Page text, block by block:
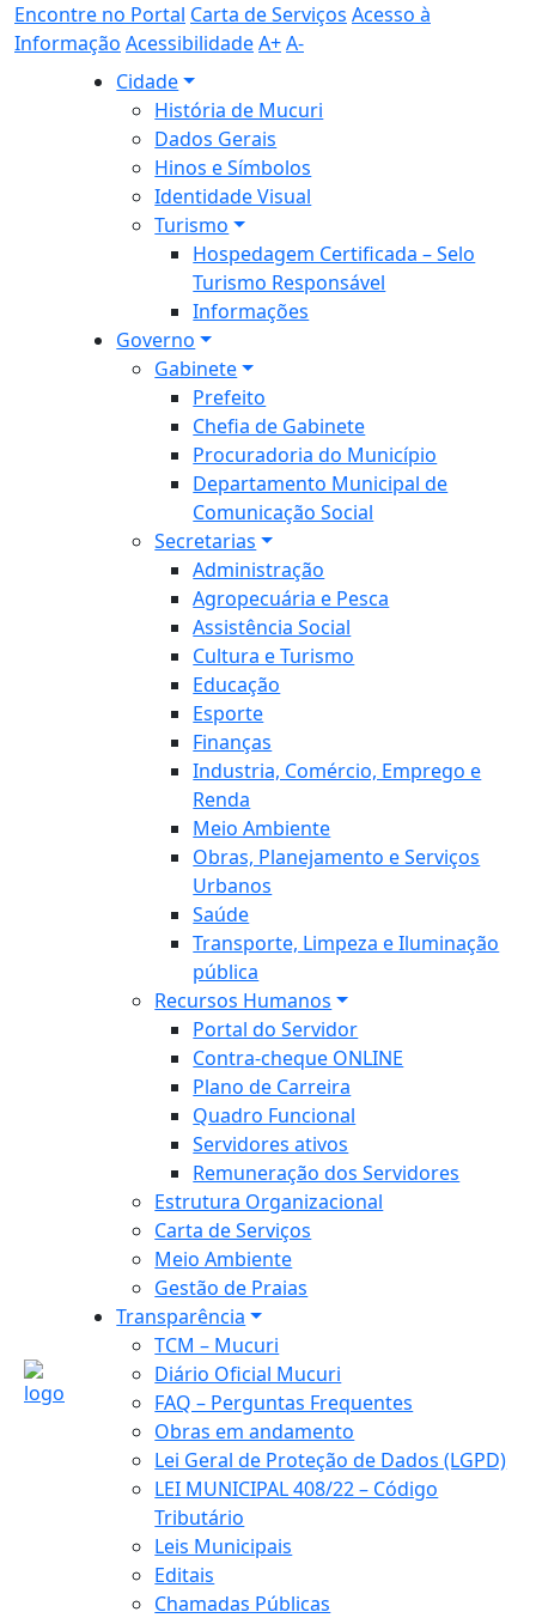
Encontre no Portal Carta de Serviços Acesso à
Informação AcessibilidadeA+A-
Cidade
História de Mucuri
Dados Gerais
Hinos e Símbolos
Identidade Visual
Turismo
Hospedagem Certificada – Selo
Turismo Responsável
Informações
Governo
Gabinete
Prefeito
Chefia de Gabinete
Procuradoria do Município
Departamento Municipal de
Comunicação Social
Secretarias
Administração
Agropecuária e Pesca
Assistência Social
Cultura e Turismo
Educação
Esporte
Finanças
Industria, Comércio, Emprego e
Renda
Meio Ambiente
Obras, Planejamento e Serviços
Urbanos
Saúde
Transporte, Limpeza e Iluminação
pública
Recursos Humanos
Portal do Servidor
Contra-cheque ONLINE
Plano de Carreira
Quadro Funcional
Servidores ativos
Remuneração dos Servidores
Estrutura Organizacional
Carta de Serviços
Meio Ambiente
Gestão de Praias
Transparência
TCM – Mucuri
Diário Oficial Mucuri
FAQ – Perguntas Frequentes
Obras em andamento
Lei Geral de Proteção de Dados (LGPD)
LEI MUNICIPAL 408/22 – Código
Tributário
Leis Municipais
Editais
Chamadas Públicas